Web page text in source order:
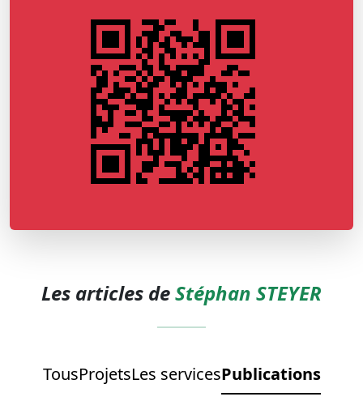
Les articles deStéphan STEYER
TousProjetsLes servicesPublications